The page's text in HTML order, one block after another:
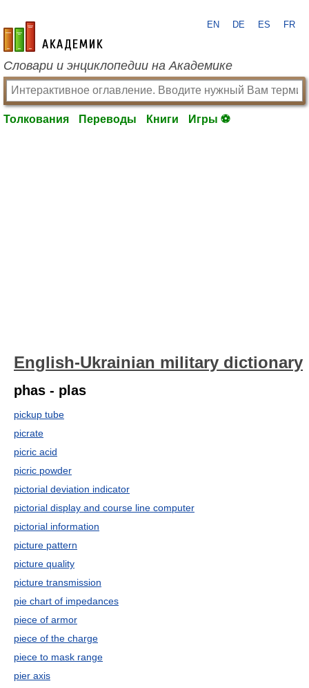
academic.ru
EN DE ES FR
Словари и энциклопедии на Академике
Толкования Переводы Книги Игры ⚽
English-Ukrainian military dictionary
phas - plas
pickup tube
picrate
picric acid
picric powder
pictorial deviation indicator
pictorial display and course line computer
pictorial information
picture pattern
picture quality
picture transmission
pie chart of impedances
piece of armor
piece of the charge
piece to mask range
pier axis